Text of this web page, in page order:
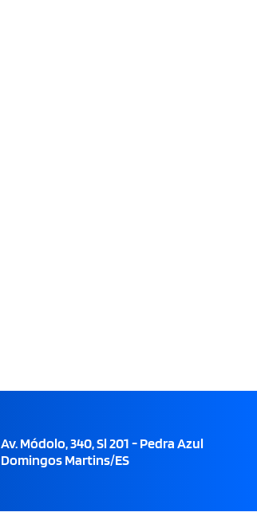
Av. Módolo, 340, Sl 201 - Pedra Azul
Domingos Martins/ES